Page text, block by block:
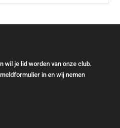
wil je lid worden van onze club.
in en wij nemen